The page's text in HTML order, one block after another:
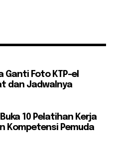
Ganti Foto KTP-el
dan Jadwalnya
10 Pelatihan Kerja
Kompetensi Pemuda